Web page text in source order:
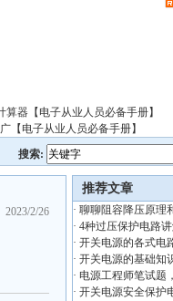
器【电子从业人员必备手册】
【电子从业人员必备手册】
搜索:
2023/2/26
推荐文章
· 聊聊阻容降压原理
· 4种过压保护电路
· 开关电源的各式电
· 开关电源的基础知
· 电源工程师笔试题
· 开关电源安全保护